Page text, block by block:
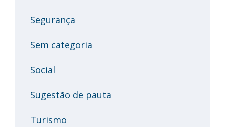
Segurança
Sem categoria
Social
Sugestão de pauta
Turismo